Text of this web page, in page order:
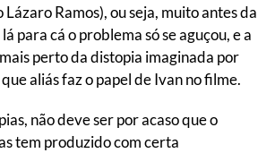
Ramos), ou seja, muito antes da
para cá o problema só se aguçou, e a
perto da distopia imaginada por
aliás faz o papel de Ivan no filme.
não deve ser por acaso que o
tem produzido com certa